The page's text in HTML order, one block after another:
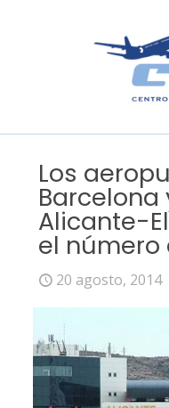
Los
Barcelona
Alicante-
el número
20 agosto, 2014